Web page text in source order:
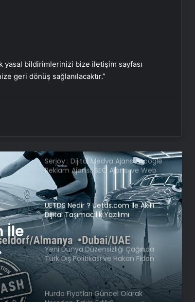
yasal bildirimlerinizi bize iletişim sayfası
geri dönüş sağlanılacaktır.”
İle
Hatay’da orman yangını çıktı
Serjoy : Dijital Medya Ajansı, Google
Reklam Ajansı, SEO Ajansı ve Web
Tasarım Ajansı
UETDS Nedir ? Uetds.com İle Akıllı
Dijital Taşımacılık Yazılımı
Yeni Dünya Düzensizliği Çağında
Türk Dış Politikası ve Hakan Fidan
Faktörü
Hurda Fiyatları Güncel Olarak